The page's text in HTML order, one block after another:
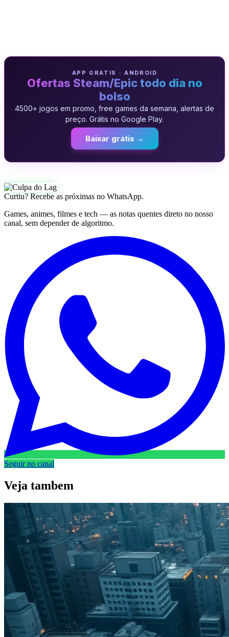
APP GRATIS · ANDROID
Ofertas Steam/Epic todo dia no
bolso
4500+ jogos em promo, free games da semana, alertas de
preço. Grátis no Google Play.
Baixar grátis →
Curtiu? Recebe as próximas no WhatsApp.
Games, animes, filmes e tech — as notas quentes direto no nosso
canal, sem depender de algoritmo.
Seguir no canal
Veja tambem